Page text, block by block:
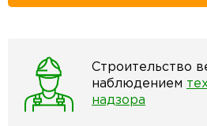
Строительство
наблюдением
надзора